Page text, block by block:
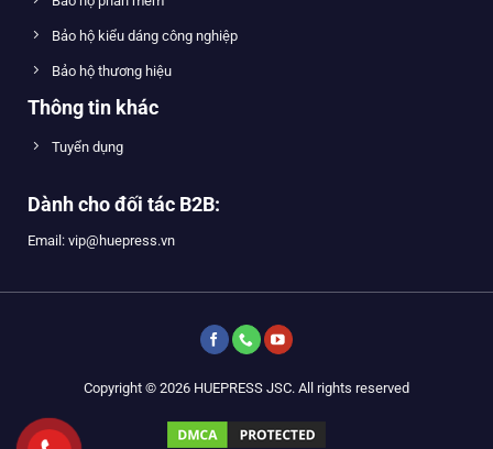
Bảo hộ kiểu dáng công nghiệp
Bảo hộ thương hiệu
Thông tin khác
Tuyển dụng
Dành cho đối tác B2B:
Email: vip@huepress.vn
Copyright © 2026 HUEPRESS JSC. All rights reserved